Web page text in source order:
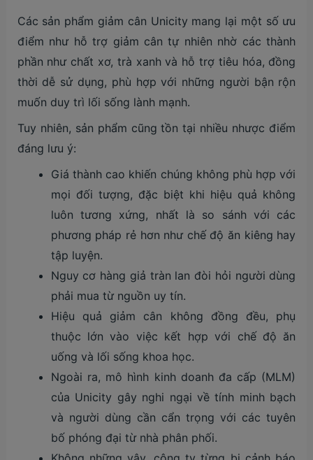
Các sản phẩm giảm cân Unicity mang lại một số ưu
điểm như hỗ trợ giảm cân tự nhiên nhờ các thành
phần như chất xơ, trà xanh và hỗ trợ tiêu hóa, đồng
thời dễ sử dụng, phù hợp với những người bận rộn
muốn duy trì lối sống lành mạnh.
Tuy nhiên, sản phẩm cũng tồn tại nhiều nhược điểm
đáng lưu ý:
Giá thành cao khiến chúng không phù hợp với
mọi đối tượng, đặc biệt khi hiệu quả không
luôn tương xứng, nhất là so sánh với các
phương pháp rẻ hơn như chế độ ăn kiêng hay
tập luyện.
Nguy cơ hàng giả tràn lan đòi hỏi người dùng
phải mua từ nguồn uy tín.
Hiệu quả giảm cân không đồng đều, phụ
thuộc lớn vào việc kết hợp với chế độ ăn
uống và lối sống khoa học.
Ngoài ra, mô hình kinh doanh đa cấp (MLM)
của Unicity gây nghi ngại về tính minh bạch
và người dùng cần cẩn trọng với các tuyên
bố phóng đại từ nhà phân phối.